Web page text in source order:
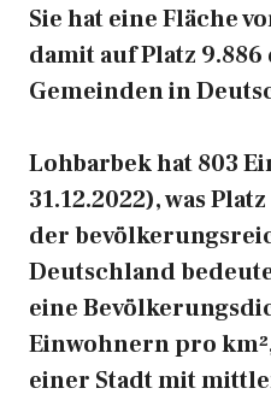
Sie hat eine Fläche
damit auf Platz
Gemeinden in
Lohbarbek hat 803
31.12.2022), was
der
Deutschland
eine
Einwohnern pro
einer Stadt mit